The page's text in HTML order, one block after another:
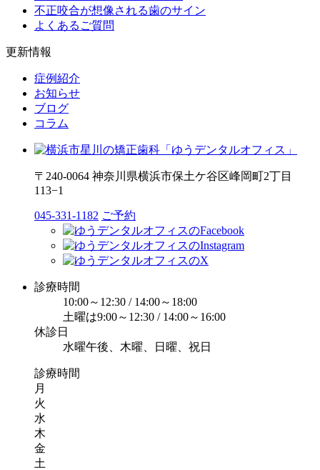
不正咬合が想像される歯のサイン
よくあるご質問
更新情報
症例紹介
お知らせ
ブログ
コラム
〒240-0064 神奈川県横浜市保土ケ谷区峰岡町2丁目
113−1
045-331-1182 ご予約
診療時間
10:00～12:30 / 14:00～18:00
土曜は9:00～12:30 / 14:00～16:00
休診日
水曜午後、木曜、日曜、祝日
診療時間
月
火
水
木
金
土